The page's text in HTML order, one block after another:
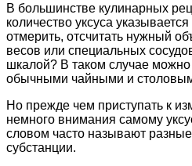
В большинстве кулинарных
количество уксуса
отмерить, отсчитать нужный
весов или специальных
шкалой? В таком случае можно
обычными чайными и
Но прежде чем приступать к
немного внимания самому
словом часто называют
субстанции.